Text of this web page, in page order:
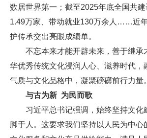
数居世界第一；截至2025年底全国共
1.49万家、带动就业130万余人……近
护传承交出亮眼成绩单。
不忘本来才能开辟未来，善于继承
华优秀传统文化浸润人心、滋养时代，
气质与文化品格中，凝聚磅礴前行力量。
与古为新 为民而歌
习近平总书记强调，始终坚持文化
脚于人。这要求我们坚持以人民为中心